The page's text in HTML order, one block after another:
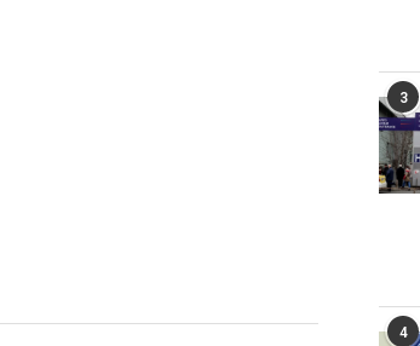
3
4